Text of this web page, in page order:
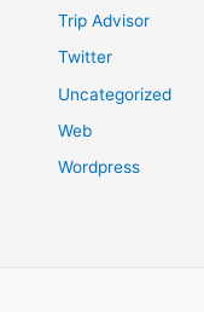
Trip Advisor
Twitter
Uncategorized
Web
Wordpress